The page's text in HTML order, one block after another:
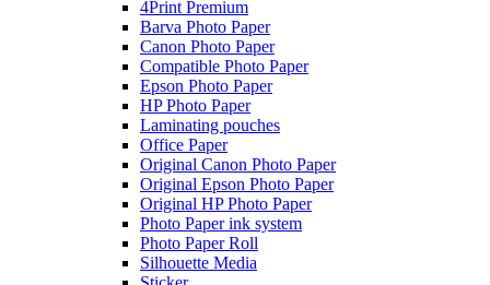
4Print Premium
Barva Photo Paper
Canon Photo Paper
Compatible Photo Paper
Epson Photo Paper
HP Photo Paper
Laminating pouches
Office Paper
Original Canon Photo Paper
Original Epson Photo Paper
Original HP Photo Paper
Photo Paper ink system
Photo Paper Roll
Silhouette Media